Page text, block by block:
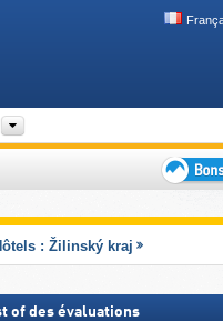
plans
: Žilinský kraj
of des évaluations